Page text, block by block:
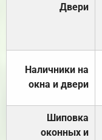
Двери
Наличники на
окна и двери
Шиповка
оконных и